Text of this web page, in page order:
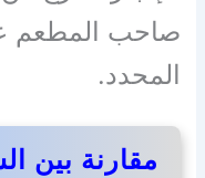
صاحب المطعم
المحدد.
مقارنة بين